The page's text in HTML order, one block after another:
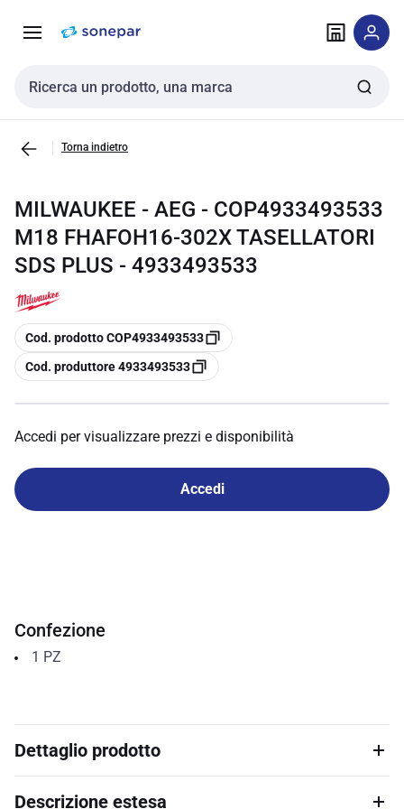
navigazione alla
Cerca input
Torna indietro
MILWAUKEE - AEG - COP4933493533
M18 FHAFOH16-302X TASELLATORI
SDS PLUS - 4933493533
copia
Cod. prodotto COP4933493533
copia
Cod. produttore 4933493533
Accedi per visualizzare prezzi e disponibilità
Accedi
Confezione
1 PZ
Dettaglio prodotto
Descrizione estesa